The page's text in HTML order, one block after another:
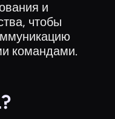
и
чтобы
командами.